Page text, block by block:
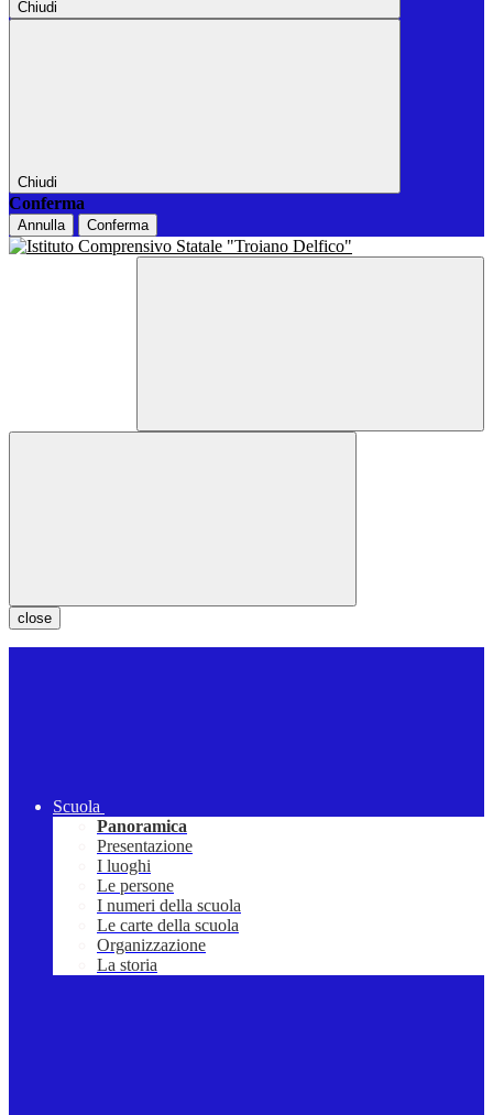
Chiudi
Chiudi
Conferma
Annulla Conferma
close
Scuola
Panoramica
Presentazione
I luoghi
Le persone
I numeri della scuola
Le carte della scuola
Organizzazione
La storia